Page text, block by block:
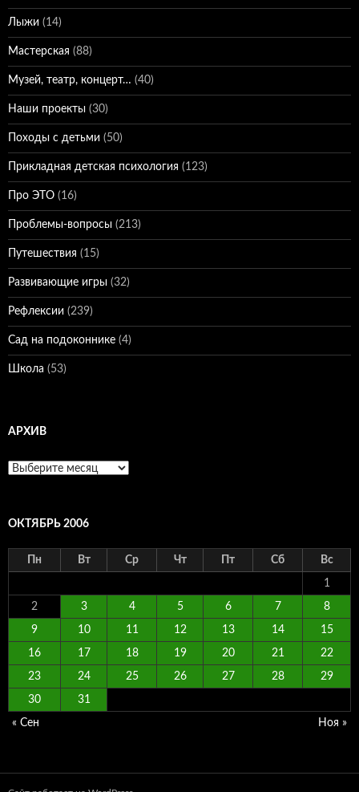
Лыжи (14)
Мастерская (88)
Музей, театр, концерт… (40)
Наши проекты (30)
Походы с детьми (50)
Прикладная детская психология (123)
Про ЭТО (16)
Проблемы-вопросы (213)
Путешествия (15)
Развивающие игры (32)
Рефлексии (239)
Сад на подоконнике (4)
Школа (53)
АРХИВ
Архив
ОКТЯБРЬ 2006
Пн Вт Ср Чт Пт Сб Вс
1
2 3 4 5 6 7 8
9 10 11 12 13 14 15
16 17 18 19 20 21 22
23 24 25 26 27 28 29
30 31
« Сен Ноя »